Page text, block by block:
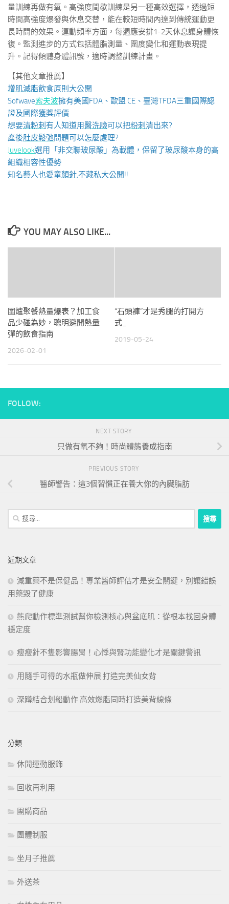
量訓練再做有氧。高強度間歇訓練是另一種高效選擇，透過短
時間高強度爆發與休息交替，能在較短時間內達到傳統運動更
長時間的效果。運動頻率方面，每週應安排1-2天休息讓身體恢
復。監測進步的方式包括體脂測量、圍度變化和運動表現提
升。記得傾聽身體訊號，適時調整訓練計畫。
【其他文章推薦】
增肌減脂飲食原則大公開
Sofwave索夫波擁有美國FDA、歐盟 CE、臺灣TFDA三重國際認
證及國際獲獎評價
想要清粉刺 有人知道用醫洗臉可以把粉刺 清出來?
產後肚皮鬆弛問題可以怎麼處理?
Juvelook選用「非交聯玻尿酸」為載體，保留了玻尿酸本身的高
組織相容性優勢
知名藝人也愛童顏針,不藏私大公開!!
YOU MAY ALSO LIKE...
圍爐聚餐熱量爆表？加工食
品少碰為妙，聰明避開熱量
彈的飲食指南
2026-02-01
“石頭褲”才是秀腿的打開方
式_
2019-05-24
FOLLOW:
NEXT STORY
只做有氧不夠！時尚體態養成指南
PREVIOUS STORY
醫師警告：這3個習慣正在養大你的內臟脂肪
搜
尋
字:
近期文章
減重藥不是保健品！專業醫師評估才是安全關鍵，別讓錯誤
用藥毀了健康
熊爬動作標準測試幫你檢測核心與盆底肌：從根本找回身體
穩定度
瘦瘦針不隻影響腸胃！心悸與腎功能變化才是關鍵警訊
用隨手可得的水瓶做伸展 打造完美仙女背
深蹲結合划船動作 高效燃脂同時打造美背線條
分類
休閒運動服飾
回收再利用
團購商品
團體制服
坐月子推薦
外送茶